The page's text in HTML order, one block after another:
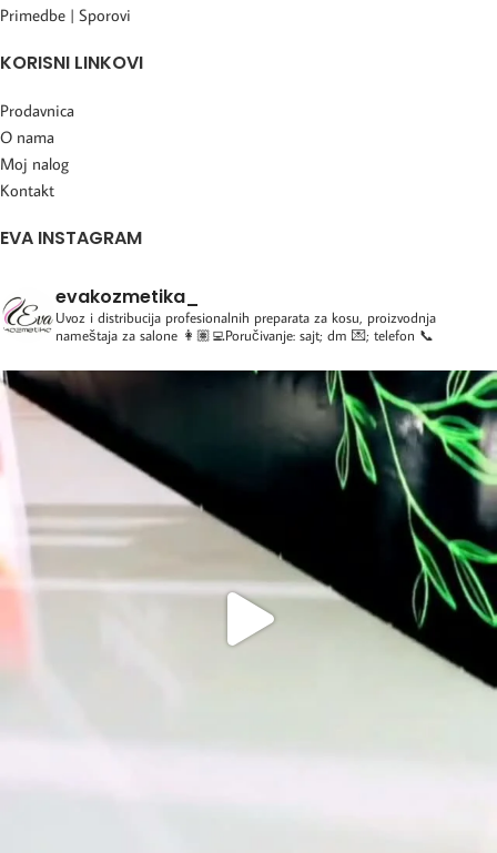
Primedbe | Sporovi
KORISNI LINKOVI
Prodavnica
O nama
Moj nalog
Kontakt
EVA INSTAGRAM
evakozmetika_
Uvoz i distribucija profesionalnih preparata za kosu, proizvodnja
nameštaja za salone 👩🏽‍💻Poručivanje: sajt; dm 💌; telefon 📞